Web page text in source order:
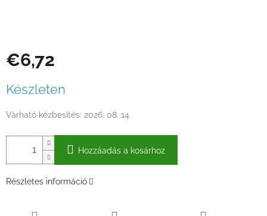
€6,72
Készleten
Várható kézbesítés: 2026. 08. 14.
Hozzáadás a kosárhoz
Részletes információ